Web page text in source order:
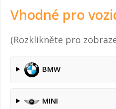
Vhodné pro
(Rozklikněte pro
BMW
MINI